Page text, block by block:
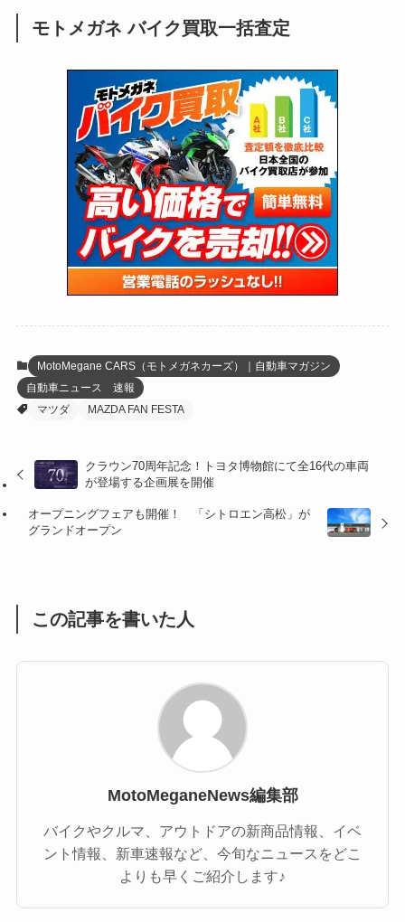
(31)
(51)
(34)
(5)
(12)
(63)
(109)
(24)
(16)
(25)
(24)
(46)
(15)
(5)
(64)
(16)
(62)
(4)
(6)
(17)
(5)
(249)
(12)
(131)
(38)
(131)
(167)
(85)
(21)
(61)
(171)
(98)
(13)
(60)
(274)
(171)
(38)
(47)
(59)
(47)
(66)
(16)
(141)
(254)
(204)
(1,139)
(166)
(23)
(33)
(34)
(35)
(41)
(415)
(16)
(137)
(72)
(2,739)
(126)
(170)
(171)
(118)
(27)
(1,605)
(147)
(13)
(19)
(12)
(16)
(16)
(1)
モトメガネ バイク買取一括査定
MotoMegane CARS（モトメガネカーズ）｜自動車マガジン
自動車ニュース 速報
マツダ
MAZDA FAN FESTA
クラウン70周年記念！トヨタ博物館にて全16代の車両
が登場する企画展を開催
オープニングフェアも開催！ 「シトロエン高松」が
グランドオープン
この記事を書いた人
MotoMeganeNews編集部
バイクやクルマ、アウトドアの新商品情報、イベ
ント情報、新車速報など、今旬なニュースをどこ
よりも早くご紹介します♪